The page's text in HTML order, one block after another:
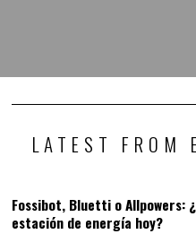
LATEST FROM
Fossibot, Bluetti o Allpowers:
estación de energía hoy?